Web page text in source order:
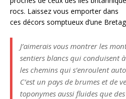
rocs. Laissez vous emporter dans
ces décors somptueux d’une
J’aimerais vous montrer les
sentiers blancs qui conduisent
les chemins qui s’enroulent
C’est un pays de brumes et de
toponymes aussi fluides que